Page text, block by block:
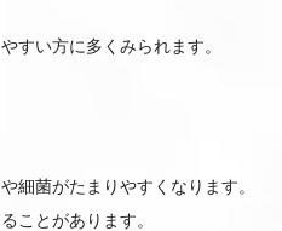
すい方に多くみられます。
細菌がたまりやすくなります。
ことがあります。